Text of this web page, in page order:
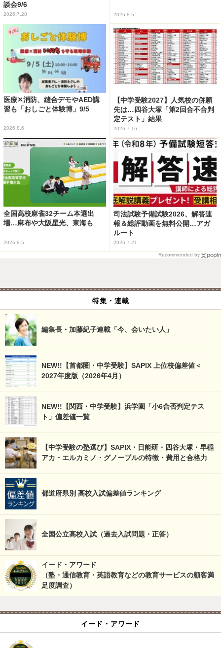
談会9/6
2026.7.28 2026.8.5
医療✕消防、縫合デモやAED講
習も「おしごと体験博」9/5
2026.8.6
【中学受験2027】人気校の併願
先は…四谷大塚「第2回合不合判
定テスト」結果
2026.7.16
全国高校麻雀32チーム本選出
場…麻布や大阪星光、東海も
2026.8.5
司法試験予備試験2026、解答速
報＆総評動画を無料公開…アガ
ルート
2026.7.21
Recommended by
特集・連載
編集長・加藤紀子連載「今、会いたい人」
NEW!!【首都圏・中学受験】SAPIX 上位校偏差値＜
2027年度版（2026年4月）
NEW!!【関西・中学受験】浜学園「小6合否判定テス
ト」偏差値一覧
【中学受験の塾選び】SAPIX・日能研・四谷大塚・早稲
アカ・エルカミノ・グノーブルの特徴・費用と合格力
都道府県別 高校入試偏差値ランキング
全国公立高校入試（過去入試問題・正答）
イード・アワード
（塾・通信教育・英語教育などの教育サービスの顧客満
足度調査）
イード・アワード